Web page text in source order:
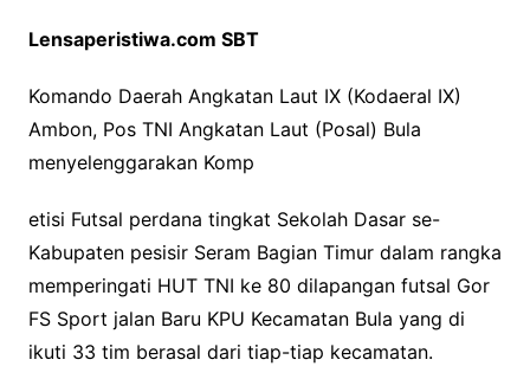
Lensaperistiwa.com SBT
Komando Daerah Angkatan Laut IX (Kodaeral IX)
Ambon, Pos TNI Angkatan Laut (Posal) Bula
menyelenggarakan Komp
etisi Futsal perdana tingkat Sekolah Dasar se-
Kabupaten pesisir Seram Bagian Timur dalam rangka
memperingati HUT TNI ke 80 dilapangan futsal Gor
FS Sport jalan Baru KPU Kecamatan Bula yang di
ikuti 33 tim berasal dari tiap-tiap kecamatan.